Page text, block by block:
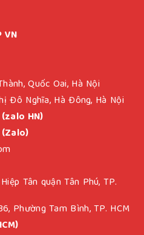
VN
Quốc Oai, Hà Nội
Đô Nghĩa, Hà Đông, Hà Nội
HN)
Tân quận Tân Phú, TP.
Phường Tam Bình, TP. HCM